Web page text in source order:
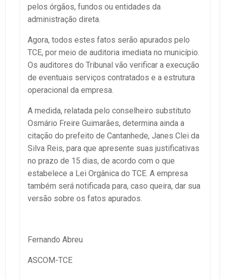
pelos órgãos, fundos ou entidades da
administração direta.
Agora, todos estes fatos serão apurados pelo
TCE, por meio de auditoria imediata no município.
Os auditores do Tribunal vão verificar a execução
de eventuais serviços contratados e a estrutura
operacional da empresa.
A medida, relatada pelo conselheiro substituto
Osmário Freire Guimarães, determina ainda a
citação do prefeito de Cantanhede, Janes Clei da
Silva Reis, para que apresente suas justificativas
no prazo de 15 dias, de acordo com o que
estabelece a Lei Orgânica do TCE. A empresa
também será notificada para, caso queira, dar sua
versão sobre os fatos apurados.
Fernando Abreu
ASCOM-TCE